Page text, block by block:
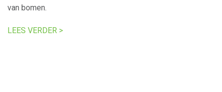
van bomen.
LEES VERDER >